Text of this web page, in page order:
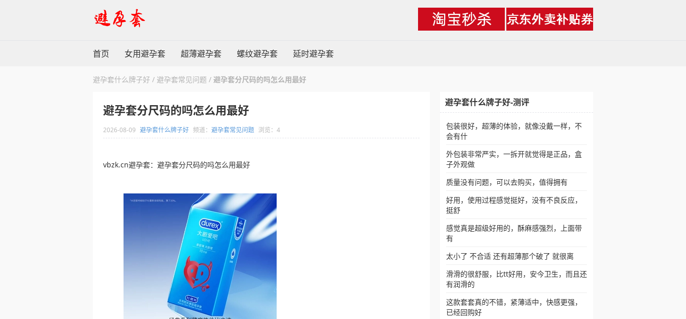
首页 女用避孕套 超薄避孕套 螺纹避孕套 延时避孕套
避孕套什么牌子好 / 避孕套常见问题 / 避孕套分尺码的吗怎么用最好
避孕套分尺码的吗怎么用最好
2026-08-09 避孕套什么牌子好 频道： 避孕套常见问题 浏览：4
vbzk.cn避孕套：避孕套分尺码的吗怎么用最好
避孕套什么牌子好-测评
包装很好，超薄的体验，就像没戴一样，不
会有什
外包装非常严实，一拆开就觉得是正品，盒
子外观做
质量没有问题，可以去购买，值得拥有
好用，使用过程感觉挺好，没有不良反应，
挺舒
感觉真是超级好用的，酥麻感强烈，上面带
有
太小了 不合适 还有超薄那个破了 就很离
滑滑的很舒服，比tt好用，安今卫生，而且还
有润滑的
这款套套真的不错，紧薄适中，快感更强，
已经回购好